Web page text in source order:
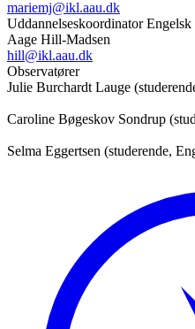
mariemj@ikl.aau.dk
Uddannelseskoordinator Engelsk
Aage Hill-Madsen
hill@ikl.aau.dk
Observatører
Julie Burchardt Lauge
Caroline Bøgeskov Sondrup
Selma Eggertsen (studerende,